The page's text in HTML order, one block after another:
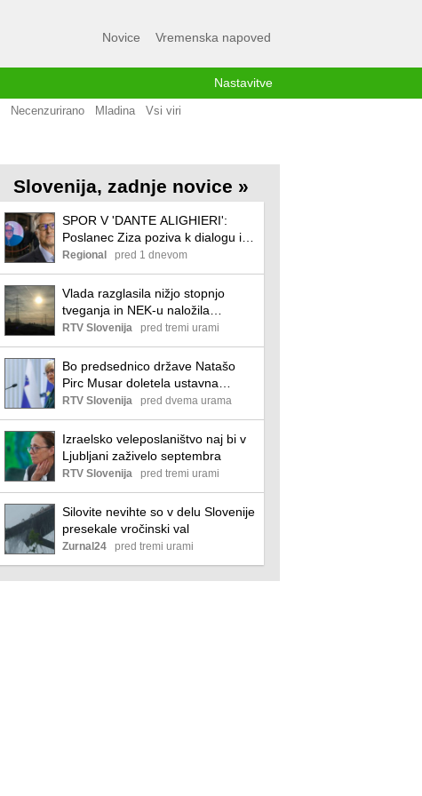
Novice Vremenska napoved
Nastavitve
Necenzurirano Mladina Vsi viri
Slovenija, zadnje novice »
SPOR V 'DANTE ALIGHIERI':
Poslanec Ziza poziva k dialogu in
spoštovanju pravil
Regional pred 1 dnevom
Vlada razglasila nižjo stopnjo
tveganja in NEK-u naložila
najmanj minimalno obratovanje
RTV Slovenija pred tremi urami
Bo predsednico države Natašo
Pirc Musar doletela ustavna
obtožba?
RTV Slovenija pred dvema urama
Izraelsko veleposlaništvo naj bi v
Ljubljani zaživelo septembra
RTV Slovenija pred tremi urami
Silovite nevihte so v delu Slovenije
presekale vročinski val
Zurnal24 pred tremi urami